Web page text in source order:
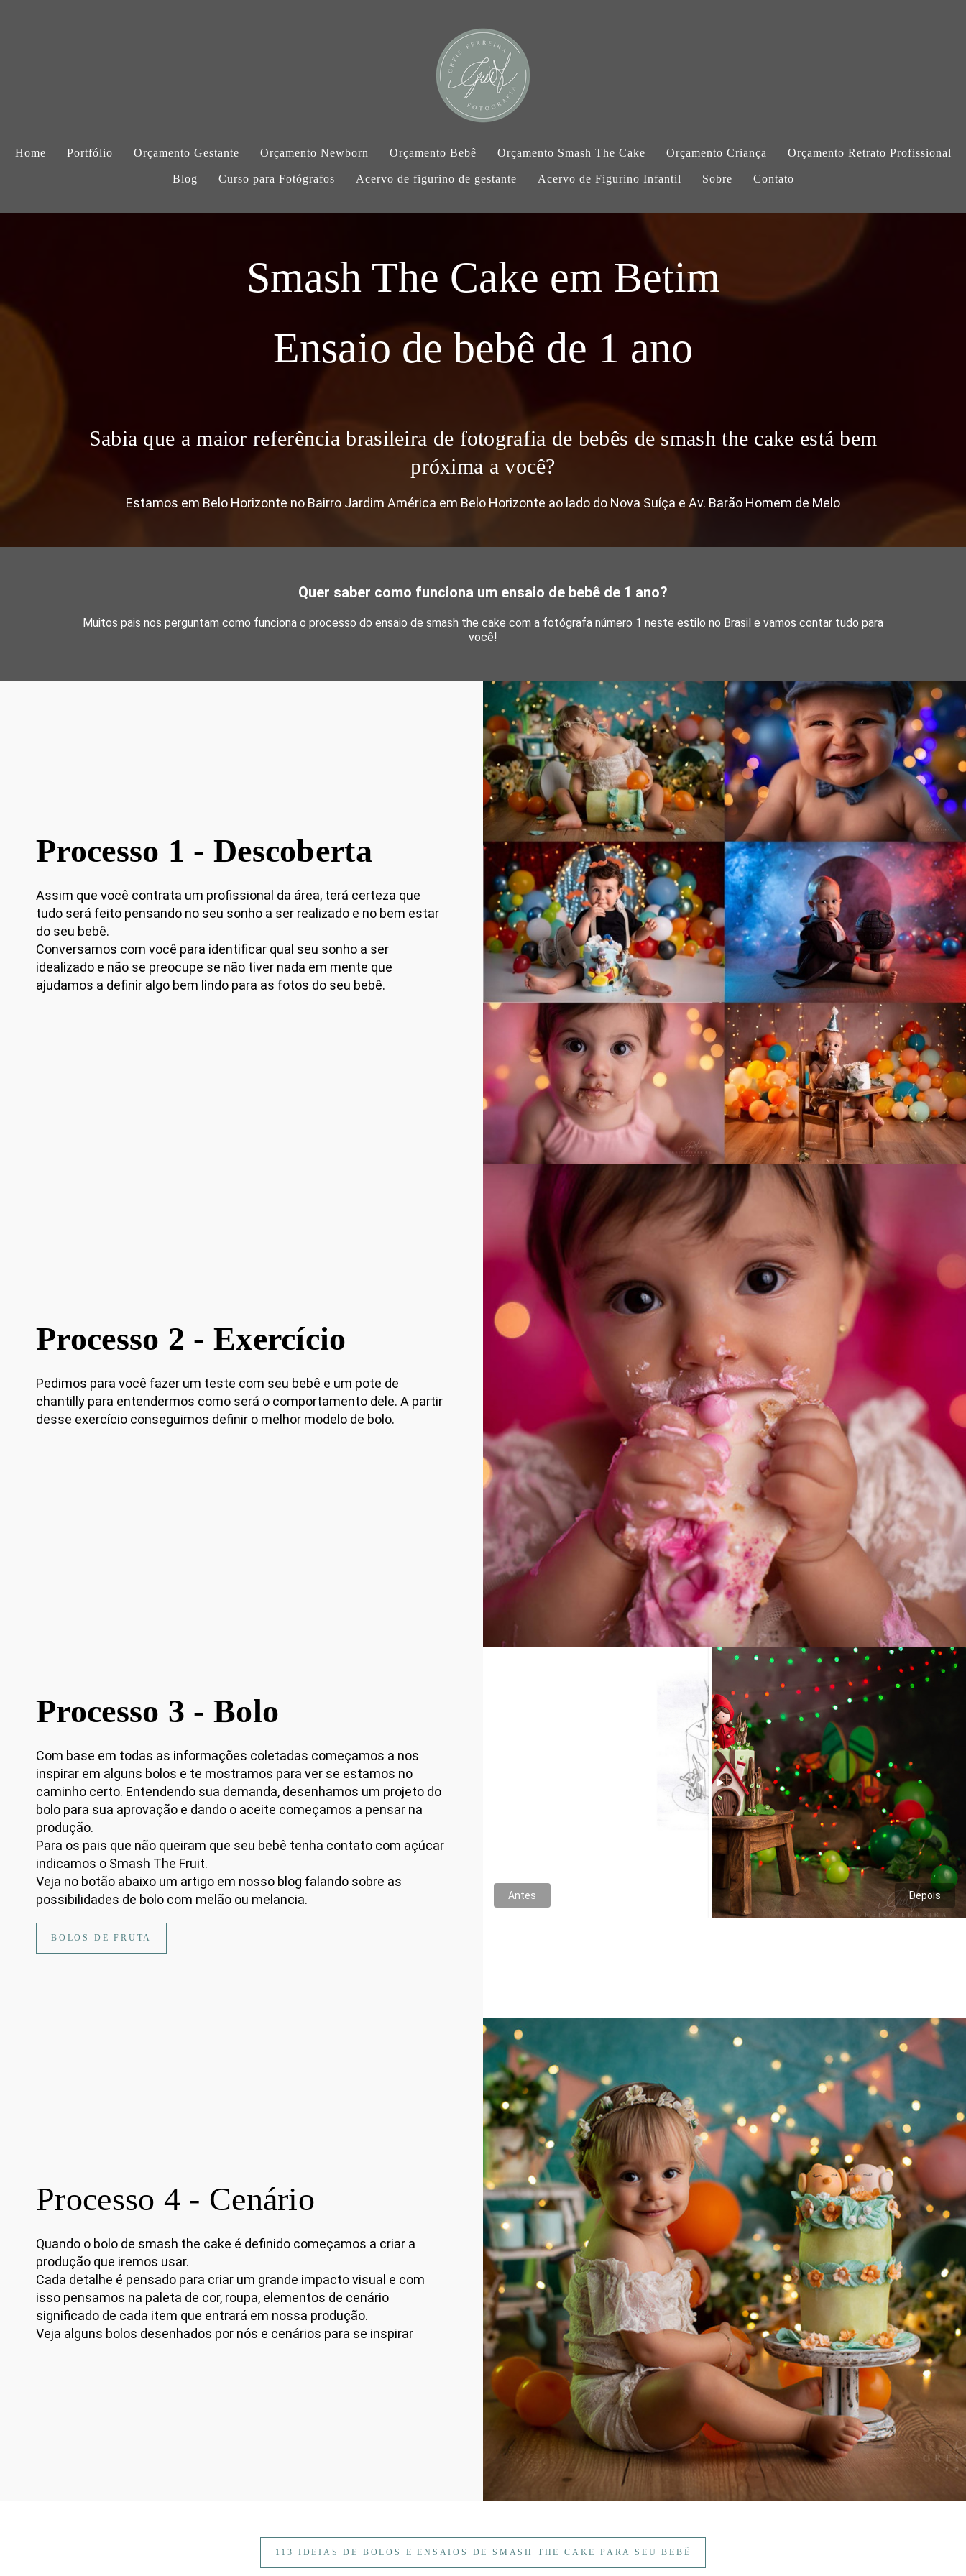
Home Portfólio Orçamento Gestante Orçamento Newborn Orçamento Bebê Orçamento Smash The Cake Orçamento Criança Orçamento Retrato Profissional
Blog Curso para Fotógrafos Acervo de figurino de gestante Acervo de Figurino Infantil Sobre Contato
Smash The Cake em Betim
Ensaio de bebê de 1 ano
Sabia que a maior referência brasileira de fotografia de bebês de smash the cake está bem
próxima a você?
Estamos em Belo Horizonte no Bairro Jardim América em Belo Horizonte ao lado do Nova Suíça e Av. Barão Homem de Melo
Quer saber como funciona um ensaio de bebê de 1 ano?
Muitos pais nos perguntam como funciona o processo do ensaio de smash the cake com a fotógrafa número 1 neste estilo no Brasil e vamos contar tudo para
você!
Processo 1 - Descoberta
Assim que você contrata um profissional da área, terá certeza que
tudo será feito pensando no seu sonho a ser realizado e no bem estar
do seu bebê.
Conversamos com você para identificar qual seu sonho a ser
idealizado e não se preocupe se não tiver nada em mente que
ajudamos a definir algo bem lindo para as fotos do seu bebê.
Processo 2 - Exercício
Pedimos para você fazer um teste com seu bebê e um pote de
chantilly para entendermos como será o comportamento dele. A partir
desse exercício conseguimos definir o melhor modelo de bolo.
Processo 3 - Bolo
Com base em todas as informações coletadas começamos a nos
inspirar em alguns bolos e te mostramos para ver se estamos no
caminho certo. Entendendo sua demanda, desenhamos um projeto do
bolo para sua aprovação e dando o aceite começamos a pensar na
produção.
Para os pais que não queiram que seu bebê tenha contato com açúcar
indicamos o Smash The Fruit.
Veja no botão abaixo um artigo em nosso blog falando sobre as
possibilidades de bolo com melão ou melancia.
BOLOS DE FRUTA
Antes Depois
Processo 4 - Cenário
Quando o bolo de smash the cake é definido começamos a criar a
produção que iremos usar.
Cada detalhe é pensado para criar um grande impacto visual e com
isso pensamos na paleta de cor, roupa, elementos de cenário
significado de cada item que entrará em nossa produção.
Veja alguns bolos desenhados por nós e cenários para se inspirar
113 IDEIAS DE BOLOS E ENSAIOS DE SMASH THE CAKE PARA SEU BEBÊ